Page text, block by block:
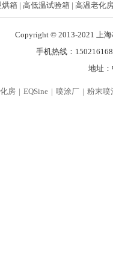
烘箱 | 高低温试验箱 | 高温老化
Copyright © 2013-2021 上
手机热线：
地址
房 EQSine 喷涂厂 粉末喷